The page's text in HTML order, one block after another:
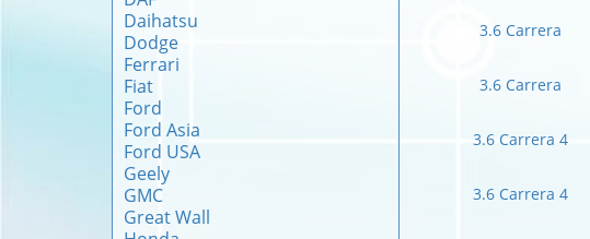
Daihatsu
Dodge
Ferrari
Fiat
Ford
Ford Asia
Ford USA
Geely
GMC
Great Wall
3.6 Carrera
3.6 Carrera
3.6 Carrera 4
3.6 Carrera 4